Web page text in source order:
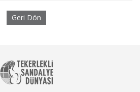
Geri Dön